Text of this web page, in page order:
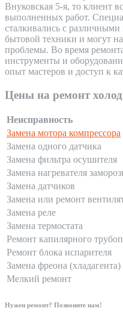
Внуковская 5-я, то клиент
выполненных работ.
сталкивались с
бытовой техники и могут
проблемы. Во время
инструменты и
опыт мастеров и доступ к
Цены на ремонт
Неисправность
Замена мотора компрессора
Замена одного датчика
Замена фильтра осушителя
Замена нагревателя
Замена датчиков
Замена или ремонт
Замена реле
Замена термостата
Ремонт капилярного
Ремонт блока испарителя
Замена фреона (хладагента)
Мелкий ремонт
Нужен ремонт? Позвоните нам!